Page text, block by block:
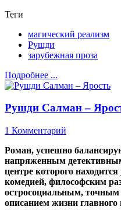
Теги
магический реализм
Рушди
зарубежная проза
Подробнее ...
Рушди Салман –
1 Комментарий
Роман, успешно
напряженным
центре которого
комедией, философским
остросоциальным,
описанием жизни главного